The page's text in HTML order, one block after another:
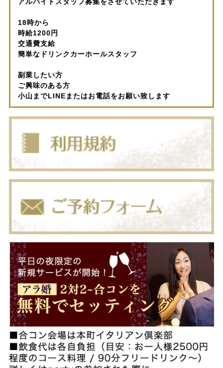
アルバイトスタッフ募集をさせていただきます
18時から
時給1200円
交通費支給
簡単なドリンクカーホールスタッフ
副業したい方
ご興味のある方
小山までLINEまたはお電話をお願い致します